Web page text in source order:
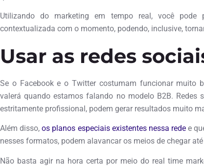
Utilizando do marketing em tempo real, você pode
contextualizada com o momento, podendo, inclusive,
Usar as redes
Se o Facebook e o Twitter costumam funcionar muito
valerá quando estamos falando no modelo B2B. Redes
estritamente profissional, podem gerar resultados muito
Além disso,os planos especiais existentes nessa redee
nesses formatos, podem alavancar os meios de chegar
Não basta agir na hora certa por meio do real time